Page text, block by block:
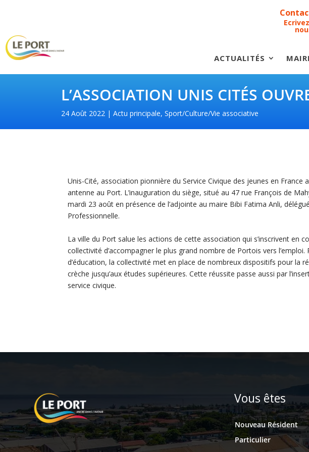
ACTUALITÉS
L’ASSOCIATION UNIS CITÉS
24 Août 2022 Actu principale, Sport/Culture/Vie associative
Unis-Cité, association pionnière du Service Civique des jeunes en France
antenne au Port. L’inauguration du siège, situé au 47 rue François de
mardi 23 août en présence de l’adjointe au maire Bibi Fatima Anli,
Professionnelle.
La ville du Port salue les actions de cette association qui s’inscrivent en
collectivité d’accompagner le plus grand nombre de Portois vers
d’éducation, la collectivité met en place de nombreux dispositifs pour la
crèche jusqu’aux études supérieures. Cette réussite passe aussi par
service civique.
Vous êtes
Nouveau Résident
Particulier